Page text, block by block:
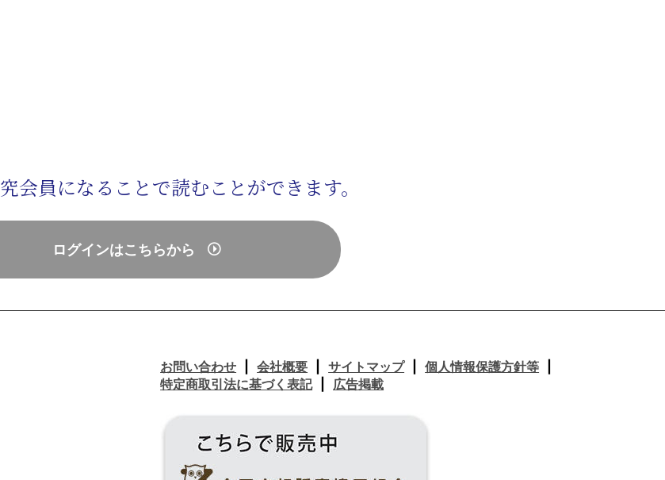
会員になることで読むことができます。
ログインはこちらから
お問い合わせ
会社概要 サイトマップ
個人情報保護方針等
特定商取引法に基づく表記
広告掲載